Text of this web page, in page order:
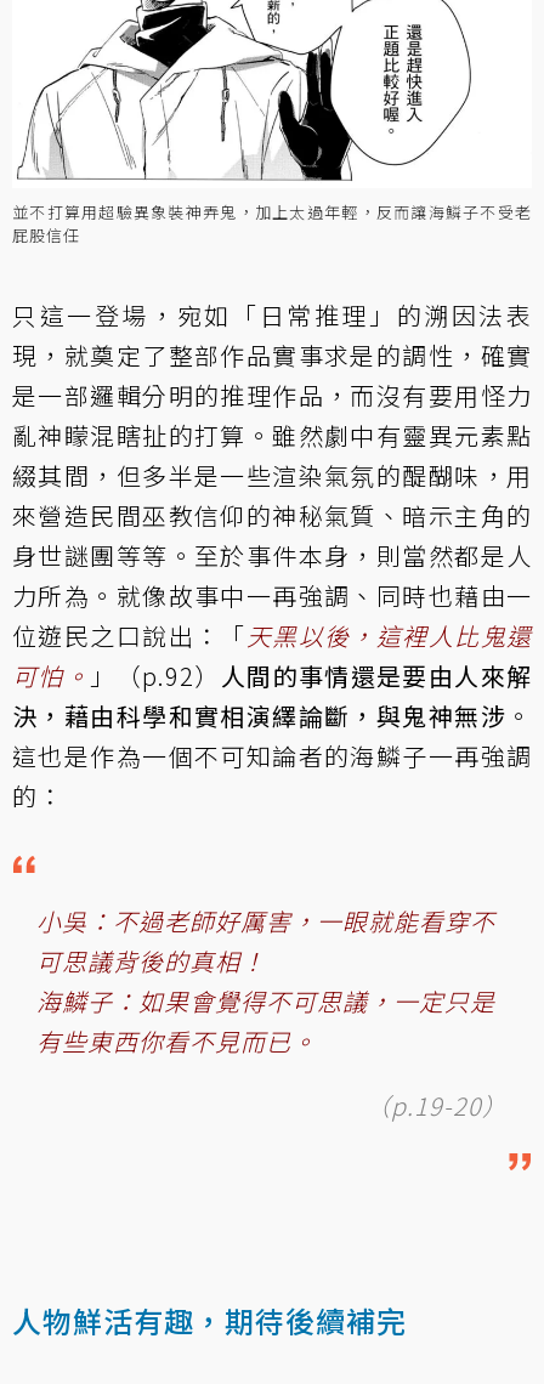
並不打算用超驗異象裝神弄鬼，加上太過年輕，反而讓海鱗子不受老
屁股信任
只這一登場，宛如「日常推理」的溯因法表
現，就奠定了整部作品實事求是的調性，確實
是一部邏輯分明的推理作品，而沒有要用怪力
亂神矇混瞎扯的打算。雖然劇中有靈異元素點
綴其間，但多半是一些渲染氣氛的醍醐味，用
來營造民間巫教信仰的神秘氣質、暗示主角的
身世謎團等等。至於事件本身，則當然都是人
力所為。就像故事中一再強調、同時也藉由一
位遊民之口說出：「天黑以後，這裡人比鬼還
可怕。 」（p.92）
人間的事情還是要由人來解
決，藉由科學和實相演繹論斷，與鬼神無涉 。
這也是作為一個不可知論者的海鱗子一再強調
的：
小吳：不過老師好厲害，一眼就能看穿不
可思議背後的真相！
海鱗子：如果會覺得不可思議，一定只是
有些東西你看不見而已。
（p.19-20）
人物鮮活有趣，期待後續補完